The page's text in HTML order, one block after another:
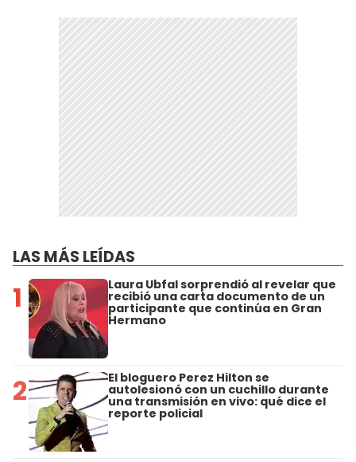
LAS MÁS LEÍDAS
1 Laura Ubfal sorprendió al revelar que
recibió una carta documento de un
participante que continúa en Gran
Hermano
2 El bloguero Perez Hilton se
autolesionó con un cuchillo durante
una transmisión en vivo: qué dice el
reporte policial